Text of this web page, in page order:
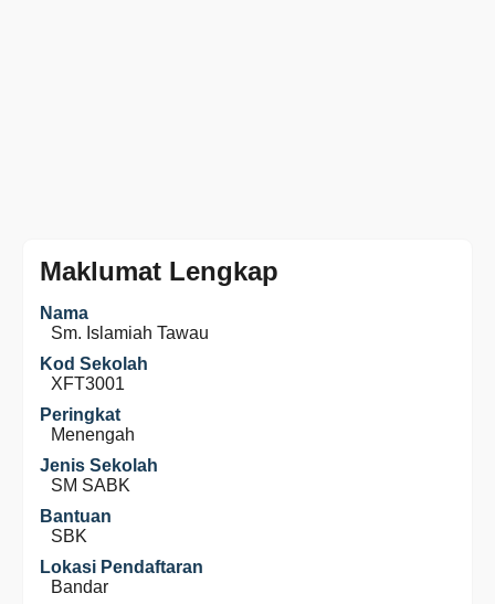
Maklumat Lengkap
Nama
Sm. Islamiah Tawau
Kod Sekolah
XFT3001
Peringkat
Menengah
Jenis Sekolah
SM SABK
Bantuan
SBK
Lokasi Pendaftaran
Bandar